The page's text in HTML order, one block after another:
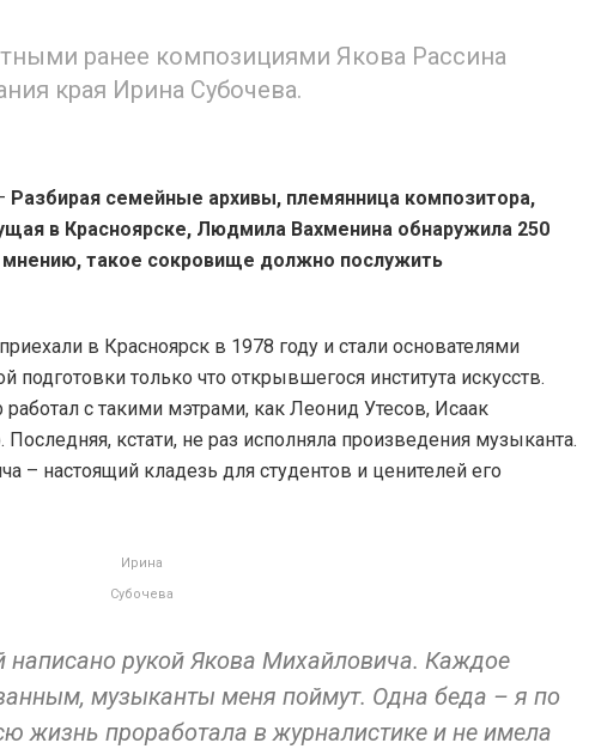
ранее композициями Якова Рассина
края Ирина Субочева.
Разбирая семейные архивы, племянница композитора,
в Красноярске, Людмила Вахменина обнаружила 250
мнению, такое сокровище должно послужить
в Красноярск в 1978 году и стали основателями
подготовки только что открывшегося института искусств.
с такими мэтрами, как Леонид Утесов, Исаак
кстати, не раз исполняла произведения музыканта.
– настоящий кладезь для студентов и ценителей его
Ирина
Субочева
написано рукой Якова Михайловича. Каждое
музыканты меня поймут. Одна беда – я по
жизнь проработала в журналистике и не имела